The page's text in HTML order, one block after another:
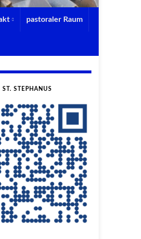
pastoraler Raum
ST. STEPHANUS